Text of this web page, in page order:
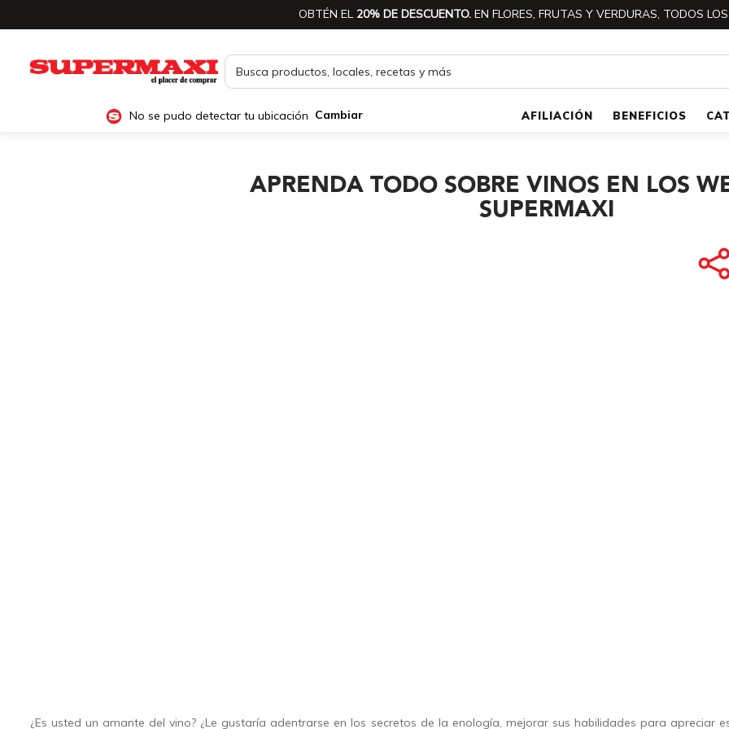
OBTÉN EL 20% DE DESCUENTO. EN FLORES, FRUTAS Y VERDURAS, TODOS
No se pudo detectar tu ubicación Cambiar AFILIACIÓN BENEFICIOS
APRENDA TODO SOBRE VINOS EN LOS
SUPERMAXI
¿Es usted un amante del vino? ¿Le gustaría adentrarse en los secretos de la enología, mejorar sus habilidades para apreciar